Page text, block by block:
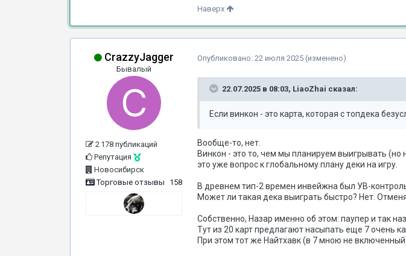
Наверх
CrazzyJagger
Бывалый
2 178 публикаций
Репутация
Новосибирск
Торговые отзывы
158
Опубликовано: 22 июля 2025 (изменено)
22.07.2025 в 08:03, LiaoZhai сказал:
Если винкон - это карта, которая с топдека
Вообще-то, нет.
Винкон - это то, чем мы планируем выигрывать
это уже вопрос к глобальному плану деки на игру.
В древнем тип-2 времен инвейжна был УВ-
Может ли такая дека выиграть быстро? Нет.
Собственно, Назар именно об этом: паупер и так
Тут из 20 карт предлагают насыпать еще 7 очень
При этом тот же Найтхавк (в 7 мною не